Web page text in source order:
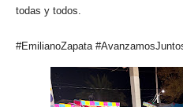
todas y todos.
#EmilianoZapata